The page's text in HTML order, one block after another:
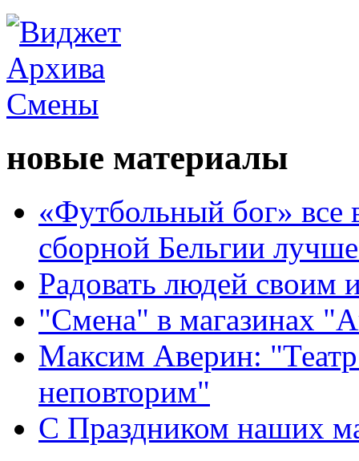
новые материалы
«Футбольный бог» все
сборной Бельгии
Радовать людей своим
"Смена" в магазинах
Максим Аверин:
неповторим"
С Праздником наших